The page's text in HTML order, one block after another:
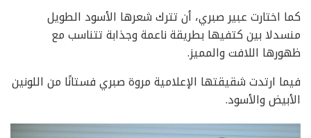
كما اختارت عبير صبري، أن تترك شعرها الأسود الطويل
منسدلا بين كتفيها بطريقة ناعمة وجذابة تتناسب مع
ظهورها اللافت والمميز.
فيما ارتدت شقيقتها الإعلامية مروة صبري فستانًا من اللونين
الأبيض والأسود.